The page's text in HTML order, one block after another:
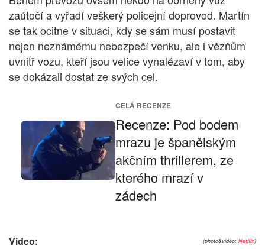
zaútočí a vyřadí veškerý policejní doprovod. Martín
se tak ocitne v situaci, kdy se sám musí postavit
nejen neznámému nebezpečí venku, ale i vězňům
uvnitř vozu, kteří jsou velice vynalézaví v tom, aby
se dokázali dostat ze svých cel.
CELÁ RECENZE
Recenze: Pod bodem
mrazu je španělským
akčním thrillerem, ze
kterého mrazí v
zádech
(photo&video: Netflix)
Video: